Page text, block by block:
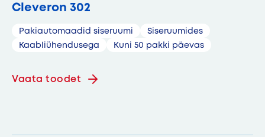
Cleveron 302
Pakiautomaadid siseruumi
Siseruumides
Kaabliühendusega
Kuni 50 pakki päevas
Vaata toodet